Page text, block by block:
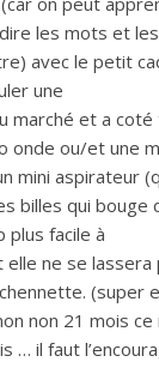
les mots et
avec le petit
une
marché et a
onde ou/et une
mini aspirateur
billes qui bouge
plus facile à
ne se lassera
(super
non 21 mois
… il faut